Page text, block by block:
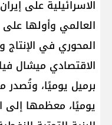
الاسرائيلية على
العالمي​ وأولها
المحوري في الإنتاج
يوميًا، معظمها